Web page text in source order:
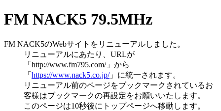
FM NACK5 79.5MHz
FM NACK5のWebサイトを リニューアルしました。
リニューアルにあたり、URLが
「http://www.fm795.com/」から
「 https://www.nack5.co.jp/」に統一されます。
リニューアル前のページをブックマークされているお
客様はブックマークの再設定をお願いいたします。
このページは10秒後にトップページへ移動します。